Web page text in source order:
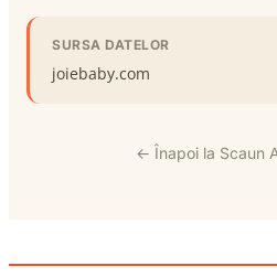
SURSA DATELOR
joiebaby.com
← Înapoi la Scaun